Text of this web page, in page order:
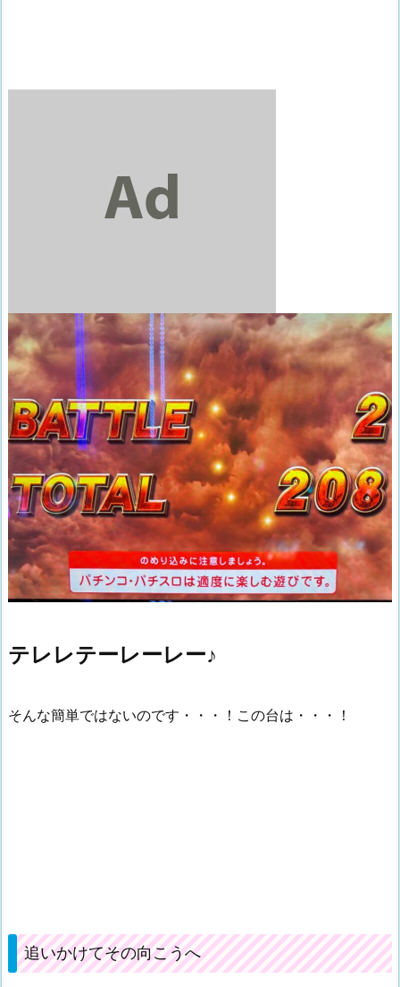
テレレテーレーレー♪
そんな簡単ではないのです・・・！この台は・・・！
追いかけてその向こうへ